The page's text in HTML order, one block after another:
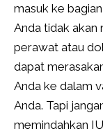
masuk ke
Anda tidak akan
perawat atau
dapat
Anda ke dalam
Anda. Tapi
memindahkan